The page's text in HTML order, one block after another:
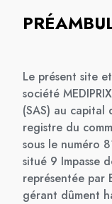
Le présent site
société
(SAS) au capital
registre du
sous le numéro
situé 9 Impasse
représentée par
gérant dûment